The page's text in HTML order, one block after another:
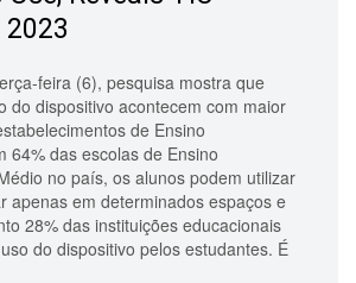
2023
feira (6), pesquisa mostra que
do dispositivo acontecem com maior
de Ensino
64% das escolas de Ensino
no país, os alunos podem utilizar
apenas em determinados espaços e
28% das instituições educacionais
do dispositivo pelos estudantes. É